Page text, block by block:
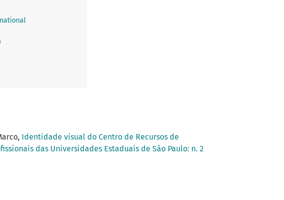
Identidade visual do Centro de Recursos de
das Universidades Estaduais de São Paulo: n. 2